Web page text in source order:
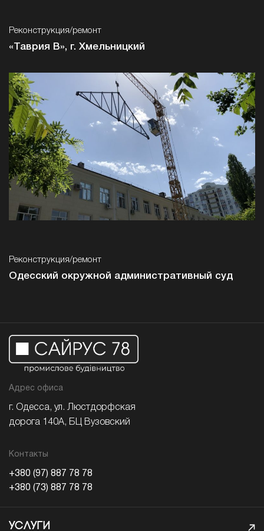
Реконструкция/ремонт
«Таврия В», г. Хмельницкий
Реконструкция/ремонт
Одесский окружной административный суд
Адрес офиса
г. Одесса, ул. Люстдорфская
дорога 140А, БЦ Вузовский
Контакты
+380 (97) 887 78 78
+380 (73) 887 78 78
УСЛУГИ